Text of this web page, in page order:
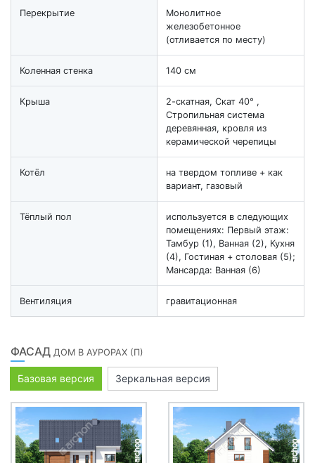
Перекрытие
Монолитное
железобетонное
(отливается по месту)
Коленная стенка 140 см
Крыша
2-скатная, Скат 40° ,
Стропильная система
деревянная, кровля из
керамической черепицы
Котёл
на твердом топливе + как
вариант, газовый
Тёплый пол
используется в следующих
помещениях: Первый этаж:
Тамбур (1), Ванная (2), Кухня
(4), Гостиная + столовая (5);
Мансарда: Ванная (6)
Вентиляция гравитационная
ФАСАД ДОМ В АУРОРАХ (П)
Базовая версия Зеркальная версия